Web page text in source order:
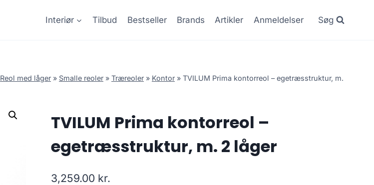
Interiør Tilbud Bestseller Brands Artikler Anmeldelser Søg
Reol med låger » Smalle reoler » Træreoler » Kontor » TVILUM Prima kontorreol – egetræsstruktur, m.
TVILUM Prima kontorreol –
egetræsstruktur, m. 2 låger
3,259.00 kr.